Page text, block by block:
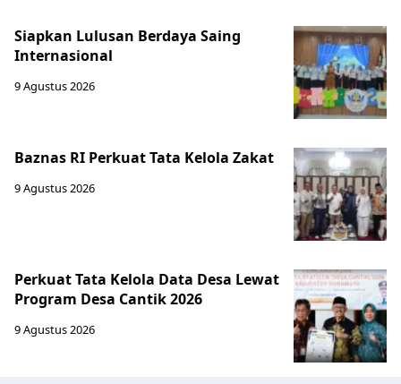
Siapkan Lulusan Berdaya Saing
Internasional
9 Agustus 2026
Baznas RI Perkuat Tata Kelola Zakat
9 Agustus 2026
Perkuat Tata Kelola Data Desa Lewat
Program Desa Cantik 2026
9 Agustus 2026